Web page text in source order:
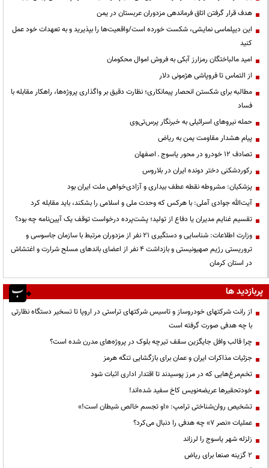
هدف قرار گرفتن اتاق‌ فرماندهی مزدوران عربستان در یمن
این دیپلماسی نمایشی، شکست خورده است/واقعیت‌ها را بپذیرید و به تعهدات خود عمل
کنید
امید مالباختگان رمزارز آبکی به فروش اموال محکومان
از التماس تا فروپاشی هژمونی دلار
مطالبه برای شکستن انحصار پیمانکاری؛ نظارت دقیق بر واگذاری پروژه‌ها، راهکار مقابله با
فساد
حمله نیروهای اسرائیلی به خبرنگار پرس‌تی‌وی
پیام هشدار مقاومت یمن به ریاض
تصادف ۱۲ خودرو در محور یاسوج ـ اصفهان
رکوردشکنی دختر دونده ایران در بلاروس
پزشکیان: مشروطه نقطه عطف بیداری و آزادی‌خواهی ملت ایران بود
آیت‌الله جوادی آملی: با هرکس که وحدت ملی و اسلامی را بشکند، باید مقابله کرد
تقسیم غنایم مدیران یا دفاع از تولید؛ پشت‌پرده درخواست توقف یک آیین‌نامه چه بود؟
وزارت اطلاعات: شناسایی و دستگیری ۲۱ نفر از مزدوران مرتبط با سازمان جاسوسی و
تروریستی رژیم صهیونیستی و بازداشت ۴ نفر از اعضای باندهای مسلح شرارت و اغتشاش
در استان کرمان
پربازدید ها
از رانت‌ شرکتهای خودروساز و تاسیس شرکتهای تراستی در اروپا تا تسخیر دستگاه نظارتی
با چه هدفی صورت گرفته است
چرا قالب وافل جایگزین سقف تیرچه بلوک در پروژه‌های مدرن شده است؟
جزئیات مذاکرات ایران و عمان برای بازگشایی تنگه هرمز
تخم‌مرغ‌هایی که در مرز پوسیدند تا اقتدار اداری اثبات شود
خودتحقیرها عریضه‌نویس کاخ سفید شده‌اند!
تشخیص روان‌شناختی ترامپ: «او تجسم خالص شیطان است!»
عملیات «نصر ۷» چه هدفی را دنبال می‌کرد؟
زلزله شهر یاسوج را لرزاند
۲ گزینه صنعا برای ریاض